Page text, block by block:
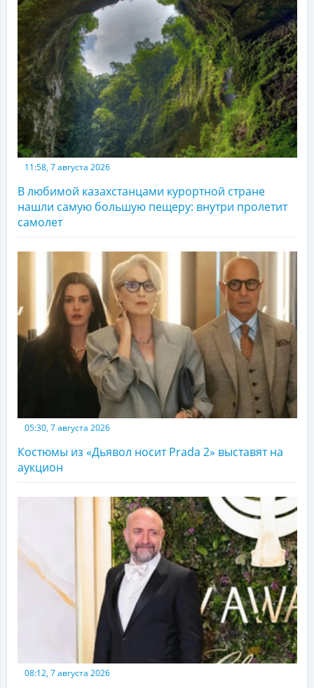
11:58, 7 августа 2026
В любимой казахстанцами курортной стране
нашли самую большую пещеру: внутри пролетит
самолет
05:30, 7 августа 2026
Костюмы из «Дьявол носит Prada 2» выставят на
аукцион
08:12, 7 августа 2026